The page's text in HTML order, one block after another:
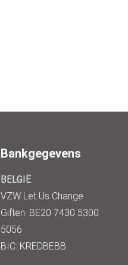
Bankgegevens
BELGIË
VZW Let Us Change
Giften: BE20 7430 5300
5056
BIC: KREDBEBB